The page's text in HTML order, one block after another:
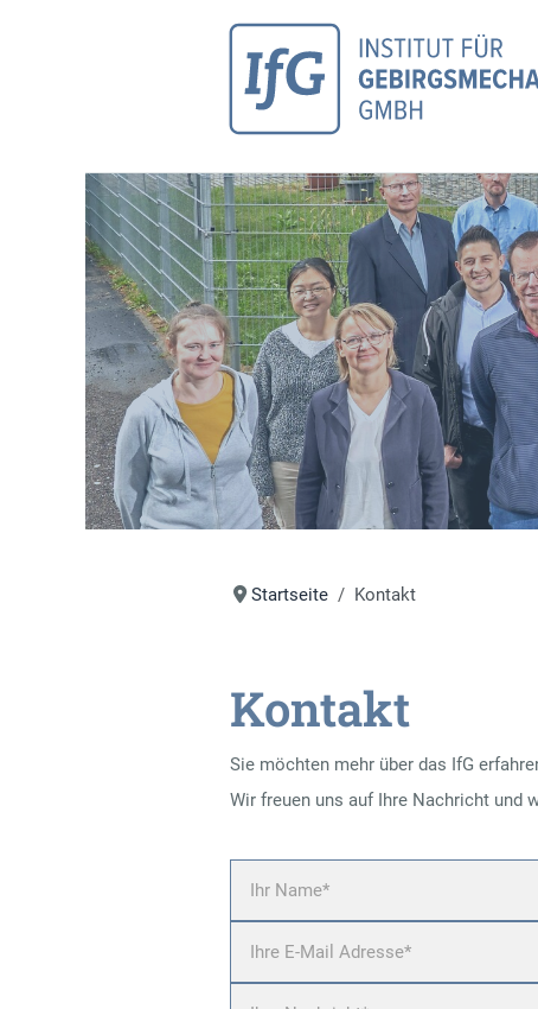
Startseite Kontakt
Kontakt
Sie möchten mehr über das IfG
Wir freuen uns auf Ihre Nachricht und